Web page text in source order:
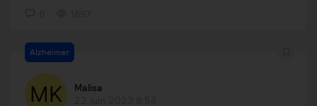
Alzheimer
Malisa